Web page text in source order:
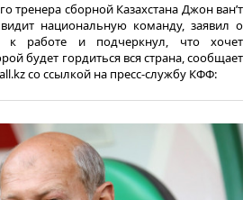
тренера сборной Казахстана Джон ван’т
национальную команду, заявил о
к работе и подчеркнул, что хочет
будет гордиться вся страна, сообщает
со ссылкой на пресс-службу КФФ: